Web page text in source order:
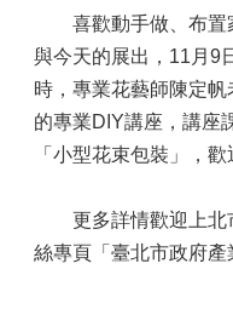
喜歡動手做、布置
與今天的展出，11月9
時，專業花藝師陳定
的專業DIY講座，講座
「小型花束包裝」，
更多詳情歡迎上北
絲專頁「臺北市政府產